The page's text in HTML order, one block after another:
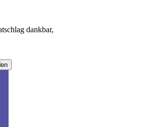
dankbar,